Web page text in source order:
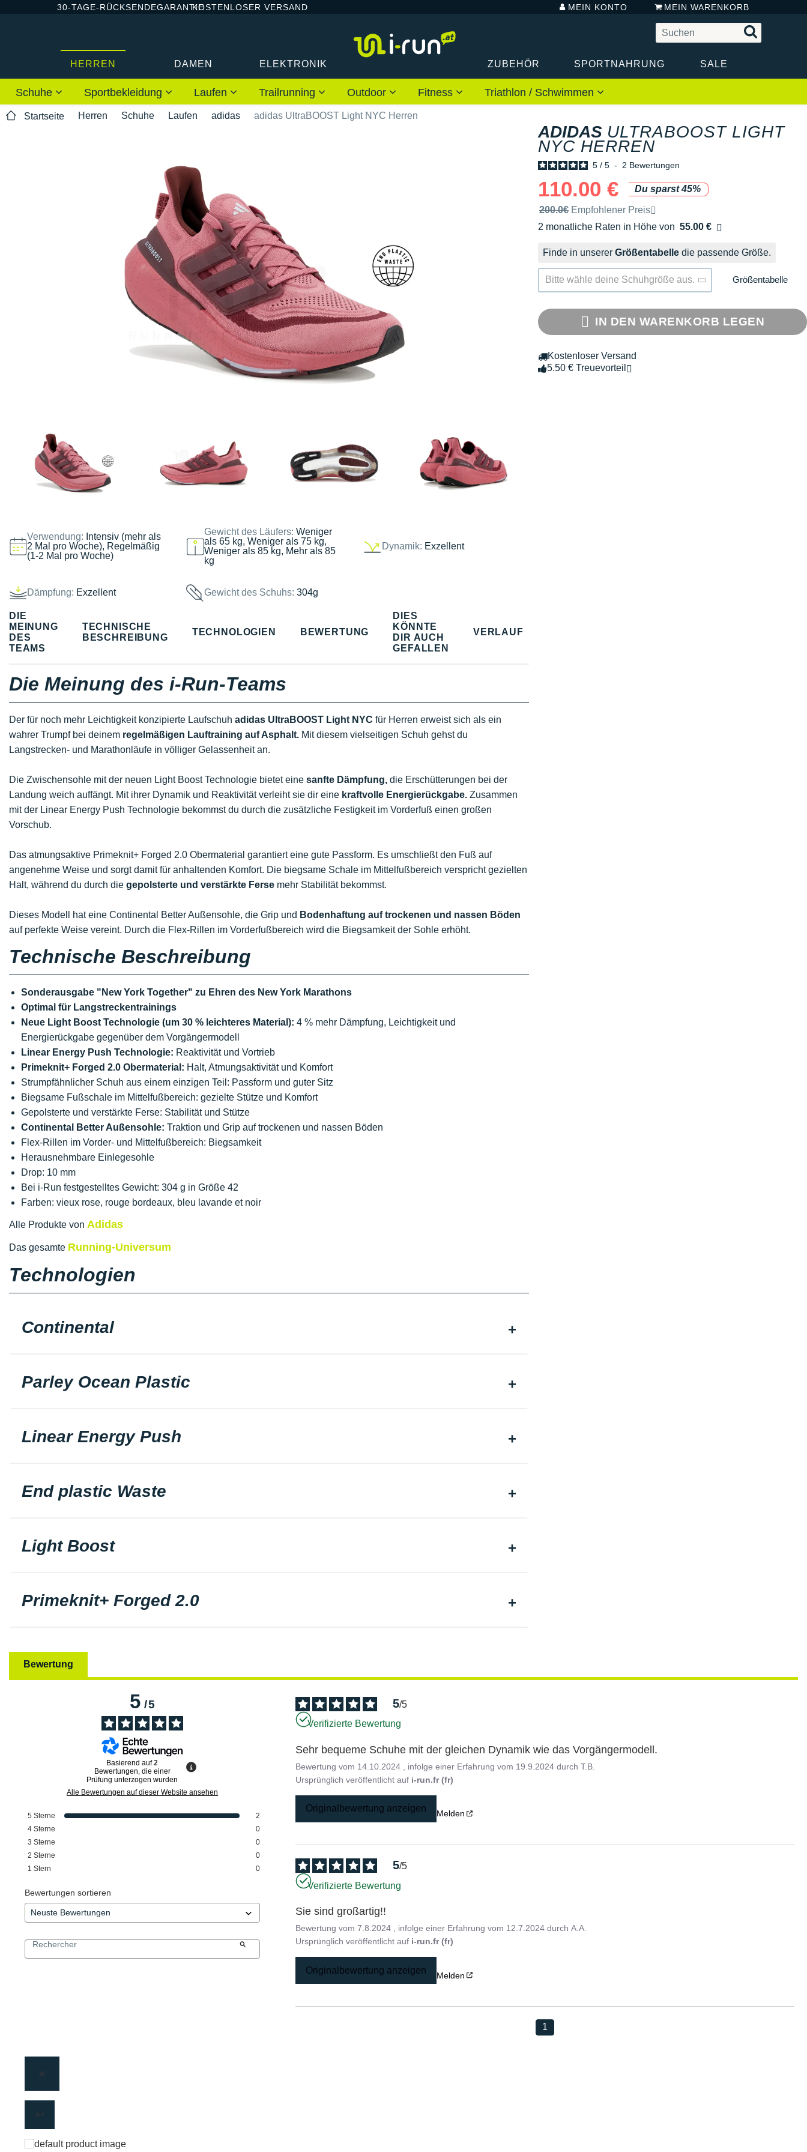
30-TAGE-RÜCKSENDEGARANTIEKOSTENLOSER VERSAND MEIN KONTO MEIN WARENKORB
HERREN DAMEN ELEKTRONIK ZUBEHÖR SPORTNAHRUNG SALE
Schuhe Sportbekleidung Laufen Trailrunning Outdoor Fitness Triathlon / Schwimmen
Startseite Herren Schuhe Laufen adidas adidas UltraBOOST Light NYC Herren
Verwendung: Intensiv (mehr als
2 Mal pro Woche), Regelmäßig
(1-2 Mal pro Woche)
Gewicht des Läufers:Weniger
als 65 kg, Weniger als 75 kg,
Weniger als 85 kg, Mehr als 85
kg
Dynamik: Exzellent
Dämpfung: Exzellent Gewicht des Schuhs:304g
ADIDAS ULTRABOOST LIGHT
NYC HERREN
5 / 5 - 2 Bewertungen
110.00 €
Du sparst 45%
Unverbindliche Preisempfehlung der Marke
200.0€ Empfohlener Preis
2 monatliche Raten in Höhe von 55.00 €
Ohne Zusatzkosten
Finde in unserer Größentabelle die passende Größe.
Bitte wähle deine Schuhgröße aus. Größentabelle
IN DEN WARENKORB LEGEN
Kostenloser Versand
5.50 € Treuevorteil
DIE
MEINUNG
DES
TEAMS
TECHNISCHE
BESCHREIBUNG
TECHNOLOGIEN BEWERTUNG
DIES
KÖNNTE
DIR AUCH
GEFALLEN
VERLAUF
Die Meinung des i-Run-Teams
Der für noch mehr Leichtigkeit konzipierte Laufschuh adidas UltraBOOST Light NYC für Herren erweist sich als ein
wahrer Trumpf bei deinem regelmäßigen Lauftraining auf Asphalt. Mit diesem vielseitigen Schuh gehst du
Langstrecken- und Marathonläufe in völliger Gelassenheit an.
Die Zwischensohle mit der neuen Light Boost Technologie bietet eine sanfte Dämpfung, die Erschütterungen bei der
Landung weich auffängt. Mit ihrer Dynamik und Reaktivität verleiht sie dir eine kraftvolle Energierückgabe. Zusammen
mit der Linear Energy Push Technologie bekommst du durch die zusätzliche Festigkeit im Vorderfuß einen großen
Vorschub.
Das atmungsaktive Primeknit+ Forged 2.0 Obermaterial garantiert eine gute Passform. Es umschließt den Fuß auf
angenehme Weise und sorgt damit für anhaltenden Komfort. Die biegsame Schale im Mittelfußbereich verspricht gezielten
Halt, während du durch die gepolsterte und verstärkte Ferse mehr Stabilität bekommst.
Dieses Modell hat eine Continental Better Außensohle, die Grip und Bodenhaftung auf trockenen und nassen Böden
auf perfekte Weise vereint. Durch die Flex-Rillen im Vorderfußbereich wird die Biegsamkeit der Sohle erhöht.
Technische Beschreibung
Sonderausgabe "New York Together" zu Ehren des New York Marathons
Optimal für Langstreckentrainings
Neue Light Boost Technologie (um 30 % leichteres Material): 4 % mehr Dämpfung, Leichtigkeit und
Energierückgabe gegenüber dem Vorgängermodell
Linear Energy Push Technologie: Reaktivität und Vortrieb
Primeknit+ Forged 2.0 Obermaterial: Halt, Atmungsaktivität und Komfort
Strumpfähnlicher Schuh aus einem einzigen Teil: Passform und guter Sitz
Biegsame Fußschale im Mittelfußbereich: gezielte Stütze und Komfort
Gepolsterte und verstärkte Ferse: Stabilität und Stütze
Continental Better Außensohle: Traktion und Grip auf trockenen und nassen Böden
Flex-Rillen im Vorder- und Mittelfußbereich: Biegsamkeit
Herausnehmbare Einlegesohle
Drop: 10 mm
Bei i-Run festgestelltes Gewicht: 304 g in Größe 42
Farben: vieux rose, rouge bordeaux, bleu lavande et noir
Alle Produkte von Adidas
Das gesamte Running-Universum
Technologien
Continental
Parley Ocean Plastic
Linear Energy Push
End plastic Waste
Light Boost
Primeknit+ Forged 2.0
Bewertung
5/5
Basierend auf2
Bewertungen, die einer
Prüfung unterzogen wurden
Alle Bewertungen auf dieser Website ansehen
5 Sterne
2
4 Sterne
0
3 Sterne
0
2 Sterne
0
1 Stern 0
Bewertungen sortieren
5/5
Verifizierte Bewertung
Sehr bequeme Schuhe mit der gleichen Dynamik wie das Vorgängermodell.
Bewertung vom 14.10.2024 , infolge einer Erfahrung vom 19.9.2024 durchT.B.
Ursprünglich veröffentlicht auf i-run.fr (fr)
Originalbewertung anzeigen Melden
5/5
Verifizierte Bewertung
Sie sind großartig!!
Bewertung vom7.8.2024 , infolge einer Erfahrung vom 12.7.2024 durchA.A.
Ursprünglich veröffentlicht auf i-run.fr (fr)
Originalbewertung anzeigen Melden
1